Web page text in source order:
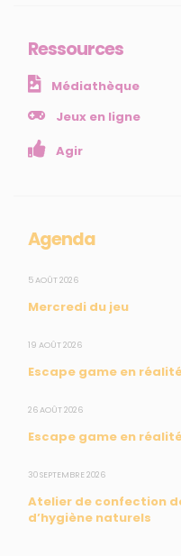
Ressources
Médiathèque
Jeux en ligne
Agir
Agenda
5 AOÛT 2026
Mercredi du jeu
19 AOÛT 2026
Escape game en
26 AOÛT 2026
Escape game en
30 SEPTEMBRE 2026
Atelier de confection
d’hygiène naturels
Agir
NOS SERVICES
Presse
Mesures du réseau Sargasses
Open Data
CONTACT
Mail : info@madininair.fr